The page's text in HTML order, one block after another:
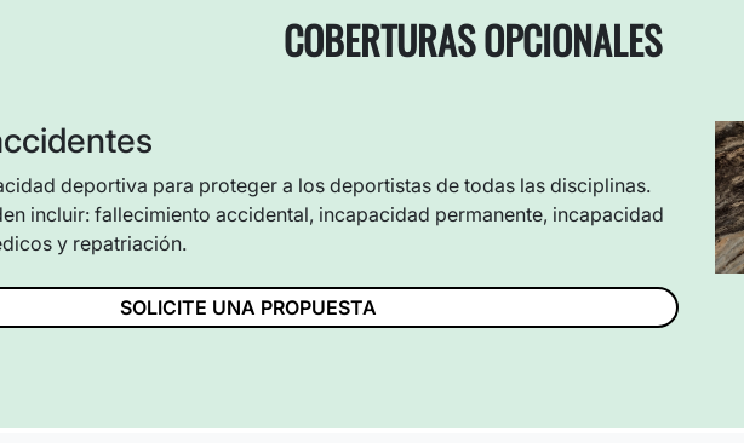
COBERTURAS OPCIONALES
deportiva para proteger a los deportistas de todas las disciplinas.
incluir: fallecimiento accidental, incapacidad permanente, incapacidad
y repatriación.
SOLICITE UNA PROPUESTA